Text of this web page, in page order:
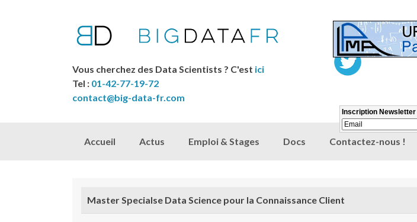
Vous cherchez des Data Scientists ? C'est ici
Tel : 01-42-77-19-72
contact@big-data-fr.com
Skip to content
Accueil Actus Emploi & Stages Docs Contactez-nous !
Master Specialse Data Science pour la Connaissance Client